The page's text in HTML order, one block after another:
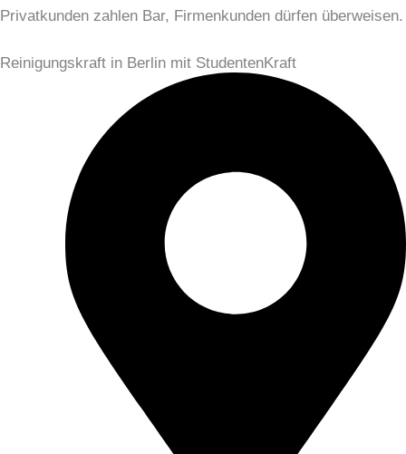
Privatkunden zahlen Bar, Firmenkunden dürfen überweisen.
Reinigungskraft in Berlin mit StudentenKraft